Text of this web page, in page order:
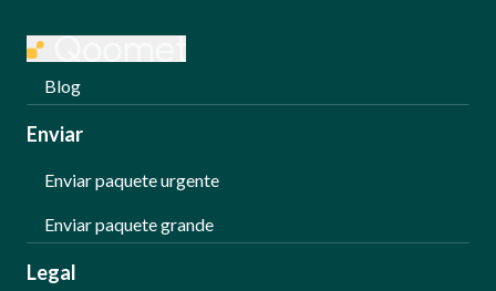
Blog
Enviar
Enviar paquete urgente
Enviar paquete grande
Legal